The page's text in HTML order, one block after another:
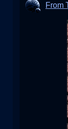
From